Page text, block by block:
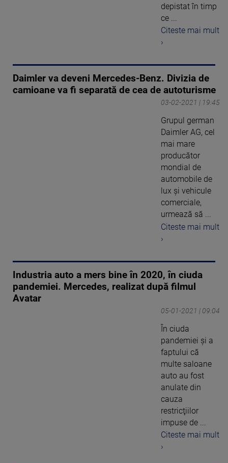
depistat în timp
ce ...
Citeste mai mult
›
Daimler va deveni Mercedes-Benz. Divizia de
camioane va fi separată de cea de autoturisme
03-02-2021 | 19:45
Grupul german
Daimler AG, cel
mai mare
producător
mondial de
automobile de
lux şi vehicule
comerciale,
urmează să ...
Citeste mai mult
›
Industria auto a mers bine în 2020, în ciuda
pandemiei. Mercedes, realizat după filmul
Avatar
05-01-2021 | 09:04
În ciuda
pandemiei şi a
faptului că
multe saloane
auto au fost
anulate din
cauza
restricţiilor
impuse de ...
Citeste mai mult
›